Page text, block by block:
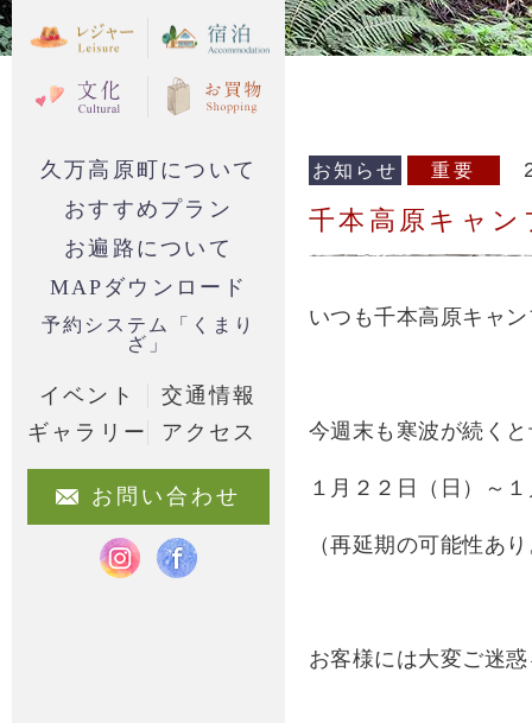
久万高原町について
おすすめプラン
お遍路について
MAPダウンロード
予約システム「くまり
ざ」
イベント
交通情報
ギャラリー
アクセス
お問い合わせ
お知らせ 重要
千本高原キャ
いつも千本高原キャ
今週末も寒波が続く
１月２２日（日）～
（再延期の可能性あ
お客様には大変ご迷